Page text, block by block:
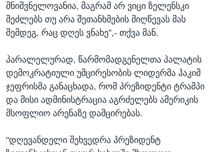
მნიშვნელოვანია, მაგრამ არ ვიცი ზელენსკი
შეძლებს თუ არა შეთანხმების მიღწევას მას
შემდეგ, რაც დღეს ვნახე”,- თქვა მან.
პარალელურად, წარმომადგენელთა პალატის
დემოკრატიული უმცირესობის ლიდერმა ჰაკიმ
ჯეფრისმა განაცხადა, რომ პრეზიდენტი ტრამპი
და მისი ადმინისტრაცია აგრძელებს ამერიკის
მსოფლიო არენაზე დამცირებას.
"დღევანდელი შეხვედრა პრეზიდენტ